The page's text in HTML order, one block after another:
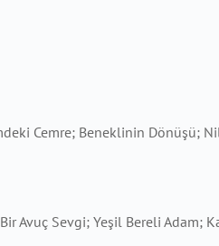
Cemre; Beneklinin Dönüşü;
Avuç Sevgi; Yeşil Bereli Adam;